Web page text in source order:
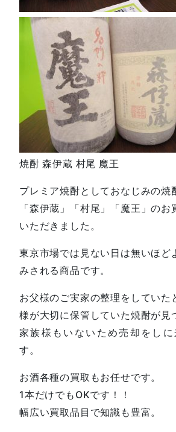
焼酎 森伊蔵 村尾 魔王
プレミア焼酎としておなじみの焼
「森伊蔵」「村尾」「魔王」のお
いただきました。
東京市場では見ない日は無いほど
みされる商品です。
お父様のご実家の整理をしていた
様が大切に保管していた焼酎が見
家族様もいないため売却をし
す。
お酒各種の買取もお任せです。
1本だけでもOKです！！
幅広い買取品目で知識も豊富。